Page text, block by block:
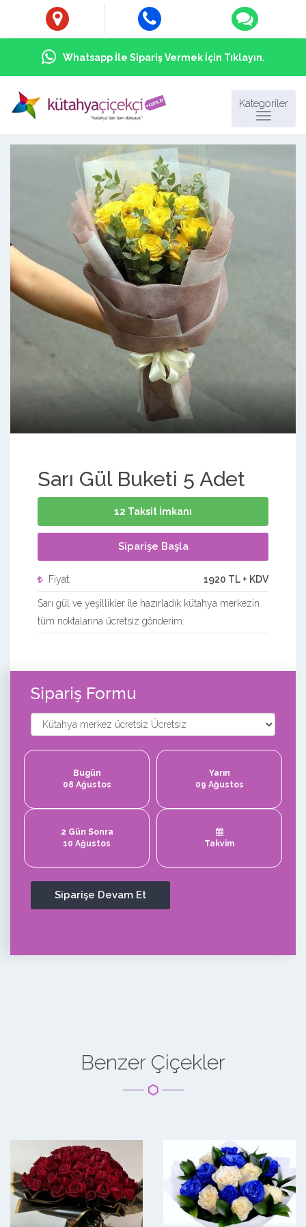
Whatsapp İle Sipariş Vermek İçin Tıklayın.
Kategoriler
Sarı Gül Buketi 5 Adet
12 Taksit İmkanı
Siparişe Başla
Fiyat: 1920 TL + KDV
Sarı gül ve yeşillikler ile hazırladık kütahya merkezin
tüm noktalarına ücretsiz gönderim.
Sipariş Formu
Bugün
08 Ağustos
Yarın
09 Ağustos
2 Gün Sonra
10 Ağustos
Takvim
Benzer Çiçekler